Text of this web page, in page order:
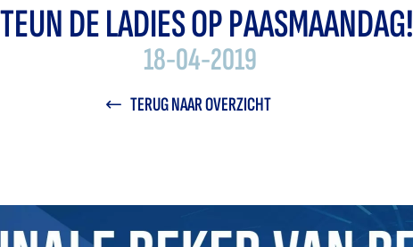
DE LADIES OP PAASMAANDAG!
18-04-2019
TERUG NAAR OVERZICHT